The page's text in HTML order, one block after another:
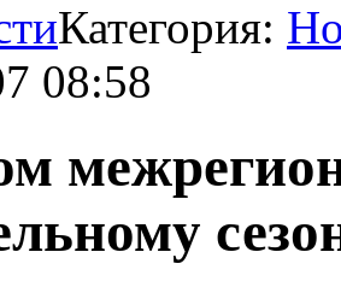
Категория:
08:58